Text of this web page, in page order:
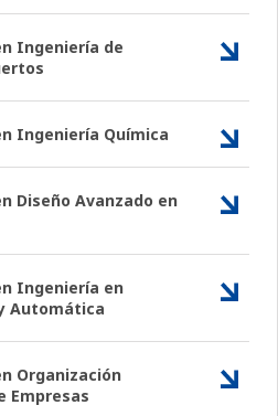
Ingeniería de
Ingeniería Química
Diseño Avanzado en
Ingeniería en
Automática
Organización
Empresas